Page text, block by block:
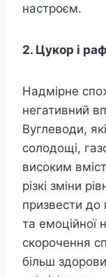
настроєм.
2. Цукор і
Надмірне
негативний
Вуглеводи,
солодощі,
високим
різкі зміни
призвести до
та емоційної
скорочення
більш